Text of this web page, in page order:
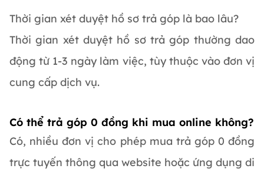
Thời gian xét duyệt hồ sơ trả góp là bao lâu?
Thời gian xét duyệt hồ sơ trả góp thường dao
động từ 1-3 ngày làm việc, tùy thuộc vào đơn vị
cung cấp dịch vụ.
Có thể trả góp 0 đồng khi mua online không?
Có, nhiều đơn vị cho phép mua trả góp 0 đồng
trực tuyến thông qua website hoặc ứng dụng di